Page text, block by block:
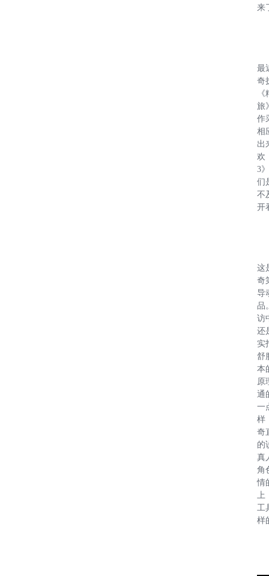
来
最
奇
旅
作
相
出
欢
3
们
不
开
这
奇
导
品
访
还
实
舒
本
原
通
一
样
奇
的
真
角
情
上
工
样